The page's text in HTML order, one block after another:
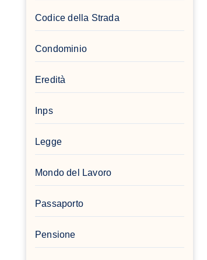
Codice della Strada
Condominio
Eredità
Inps
Legge
Mondo del Lavoro
Passaporto
Pensione